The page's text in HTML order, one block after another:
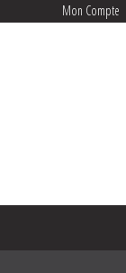
Mon Compte